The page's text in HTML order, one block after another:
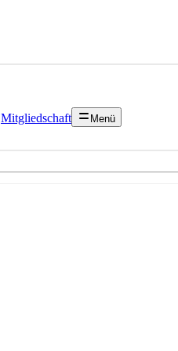
Mitgliedschaft Menü